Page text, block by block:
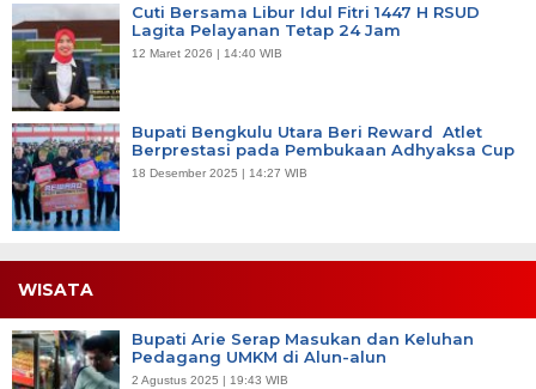
Cuti Bersama Libur Idul Fitri 1447 H RSUD
Lagita Pelayanan Tetap 24 Jam
12 Maret 2026 | 14:40 WIB
Bupati Bengkulu Utara Beri Reward Atlet
Berprestasi pada Pembukaan Adhyaksa Cup
18 Desember 2025 | 14:27 WIB
WISATA
Bupati Arie Serap Masukan dan Keluhan
Pedagang UMKM di Alun-alun
2 Agustus 2025 | 19:43 WIB